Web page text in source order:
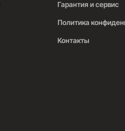
Гарантия и сервис
Политика
Контакты